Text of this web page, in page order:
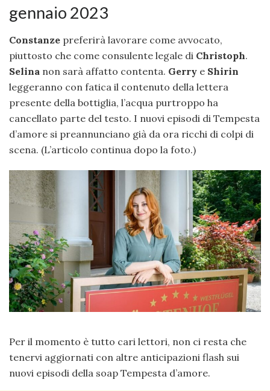
gennaio 2023
Constanze preferirà lavorare come avvocato,
piuttosto che come consulente legale di Christoph.
Selina non sarà affatto contenta. Gerry e Shirin
leggeranno con fatica il contenuto della lettera
presente della bottiglia, l’acqua purtroppo ha
cancellato parte del testo. I nuovi episodi di Tempesta
d’amore si preannunciano già da ora ricchi di colpi di
scena. (L’articolo continua dopo la foto.)
Per il momento è tutto cari lettori, non ci resta che
tenervi aggiornati con altre anticipazioni flash sui
nuovi episodi della soap Tempesta d’amore.